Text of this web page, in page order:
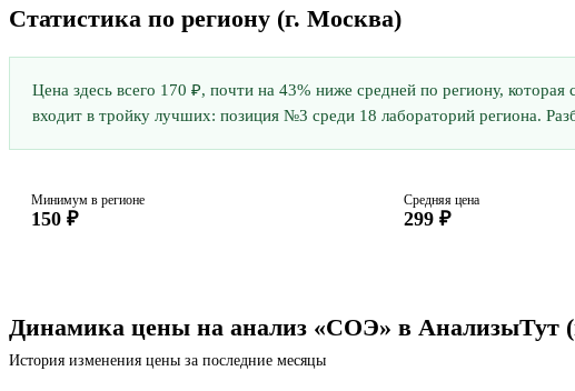
Статистика по региону (г. Москва)
Цена здесь всего 170 ₽, почти на 43% ниже средней по региону,
входит в тройку лучших: позиция №3 среди 18 лабораторий региона.
Минимум в регионе
150 ₽
Средняя цена
299 ₽
Динамика цены на анализ «СОЭ» в АнализыТут
История изменения цены за последние месяцы